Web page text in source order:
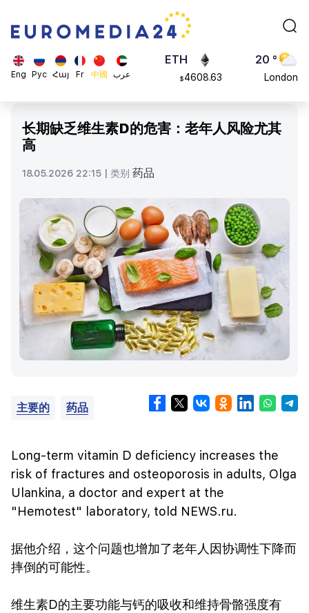
Eng Рус Հայ Fr 中國 عرب
ADA
0.868816
ETH
$4608.63
20 °
London
23 °
长期缺乏维生素D的危害：老年人风险尤其
高
18.05.2026 22:15 | 类别 药品
主要的 药品
Long-term vitamin D deficiency increases the
risk of fractures and osteoporosis in adults, Olga
Ulankina, a doctor and expert at the
"Hemotest" laboratory, told NEWS.ru.
据他介绍，这个问题也增加了老年人因协调性下降而
摔倒的可能性。
维生素D的主要功能与钙的吸收和维持骨骼强度有